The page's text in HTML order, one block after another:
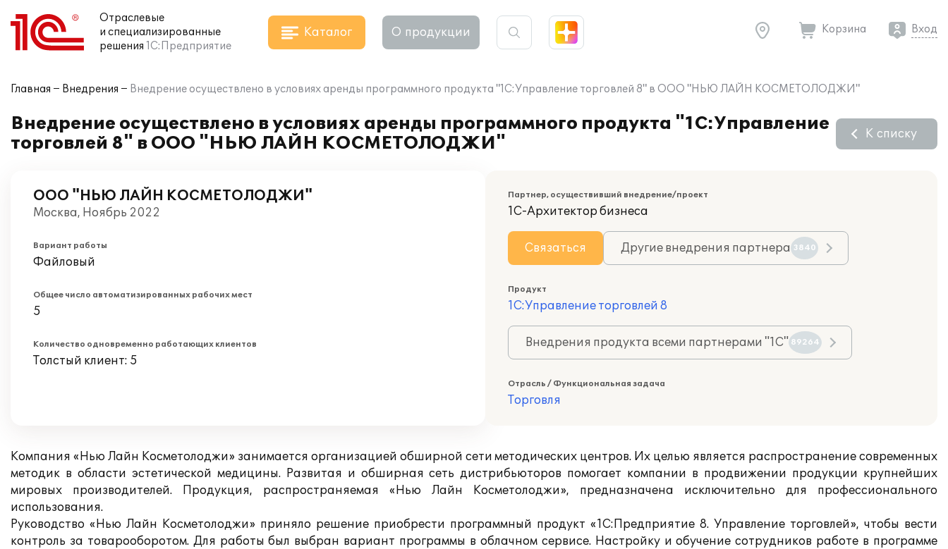
Отраслевые
и специализированные
решения 1С:Предприятие
Каталог О продукции Корзина Вход
Главная Внедрения Внедрение осуществлено в условиях аренды программного продукта "1С:Управление торговлей 8" в ООО "НЬЮ ЛАЙН КОСМЕТОЛОДЖИ"
Внедрение осуществлено в условиях аренды программного продукта "1С:Управление
торговлей 8" в ООО "НЬЮ ЛАЙН КОСМЕТОЛОДЖИ"
К списку
ООО "НЬЮ ЛАЙН КОСМЕТОЛОДЖИ"
Москва, Ноябрь 2022
Вариант работы
Файловый
Общее число автоматизированных рабочих мест
5
Количество одновременно работающих клиентов
Толстый клиент: 5
Партнер, осуществивший внедрение/проект
1С-Архитектор бизнеса
Связаться Другие внедрения партнера 3840
Продукт
1С:Управление торговлей 8
Внедрения продукта всеми партнерами "1С" 89264
Отрасль / Функциональная задача
Торговля
Компания «Нью Лайн Косметолоджи» занимается организацией обширной сети методических центров. Их целью является распространение современных
методик в области эстетической медицины. Развитая и обширная сеть дистрибьюторов помогает компании в продвижении продукции крупнейших
мировых производителей. Продукция, распространяемая «Нью Лайн Косметолоджи», предназначена исключительно для профессионального
использования.
Руководство «Нью Лайн Косметолоджи» приняло решение приобрести программный продукт «1С:Предприятие 8. Управление торговлей», чтобы вести
контроль за товарооборотом. Для работы был выбран вариант программы в облачном сервисе. Настройку и обучение сотрудников работе в программе